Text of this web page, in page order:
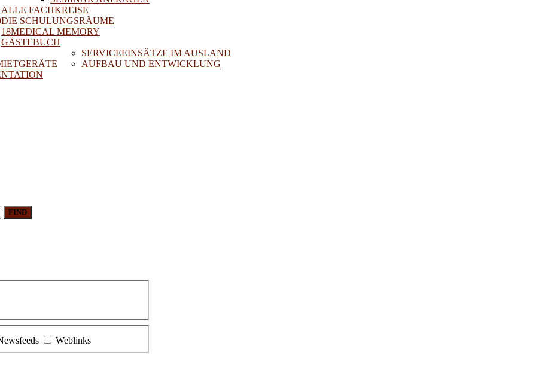
ALLE FACHKREISE
DIE SCHULUNGSRÄUME
18MEDICAL MEMORY
GÄSTEBUCH
SERVICEEINSÄTZE IM AUSLAND
AUFBAU UND ENTWICKLUNG
FIND
Weblinks